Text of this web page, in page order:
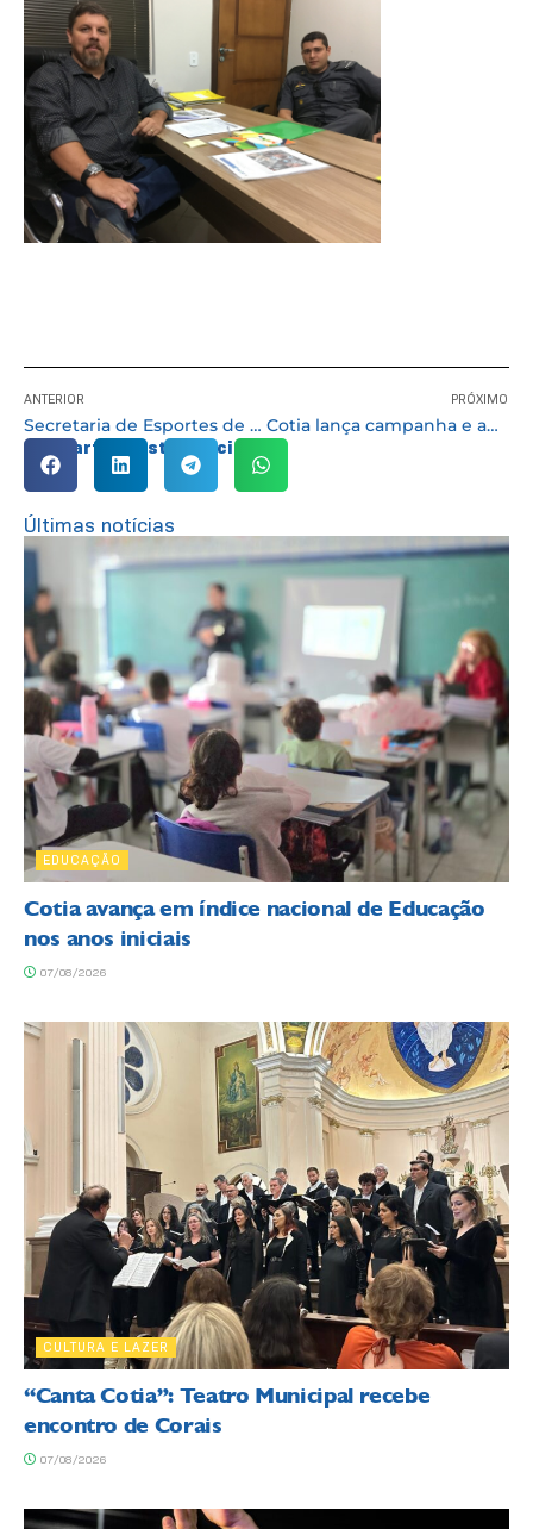
ANTERIOR
Secretaria de Esportes de Cotia realiza peneira de futebol neste sábado
PRÓXIMO
Cotia lança campanha e amplia fiscalização da Lei do Silêncio
Compartilhe esta notícia:
Últimas notícias
EDUCAÇÃO
Cotia avança em índice nacional de Educação
nos anos iniciais
07/08/2026
CULTURA E LAZER
“Canta Cotia”: Teatro Municipal recebe
encontro de Corais
07/08/2026